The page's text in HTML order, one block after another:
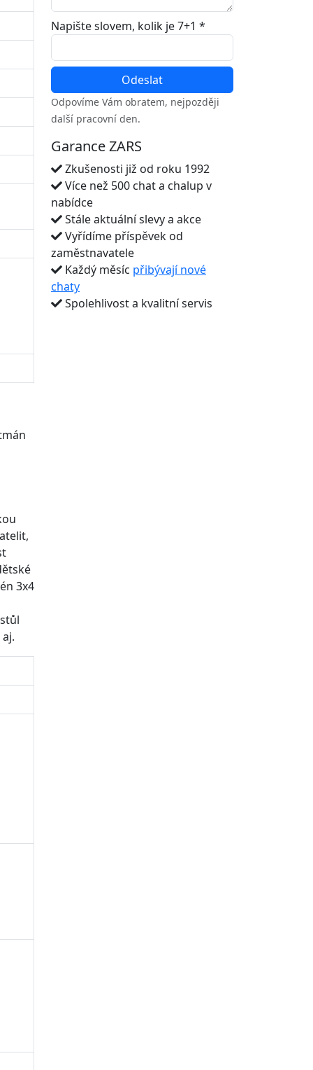
3x4
Napište slovem, kolik je 7+1 *
Odpovíme Vám obratem, nejpozději
další pracovní den.
Garance ZARS
Zkušenosti již od roku 1992
Více než 500 chat a chalup v
nabídce
Stále aktuální slevy a akce
Vyřídíme příspěvek od
zaměstnavatele
Každý měsíc přibývají nové
chaty
Spolehlivost a kvalitní servis